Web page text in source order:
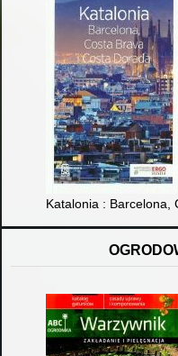
Katalonia : Barcelona,